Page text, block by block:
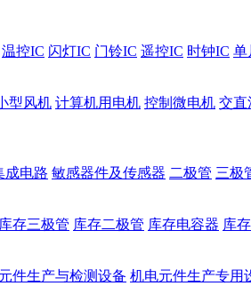
温控IC 闪灯IC 门铃IC 遥控IC 时钟IC 单
型风机 计算机用电机 控制微电机 交直
成电路 敏感器件及传感器 二极管 三极
库存三极管 库存二极管 库存电容器 库
件生产与检测设备 机电元件生产专用